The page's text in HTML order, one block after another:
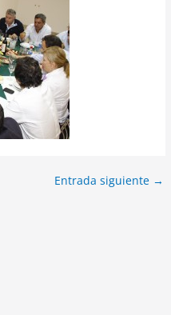
Entrada siguiente →